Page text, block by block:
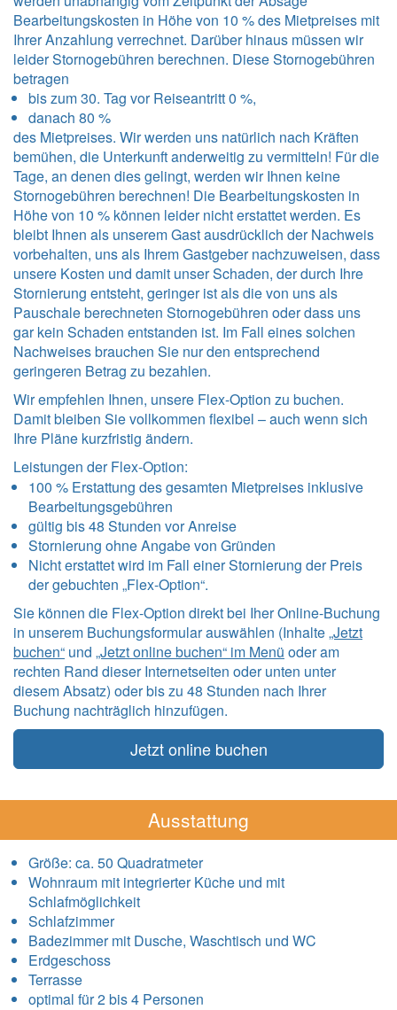
Bearbeitungskosten in Höhe von 10 % des Mietpreises mit
Ihrer Anzahlung verrechnet. Darüber hinaus müssen wir
leider Stornogebühren berechnen. Diese Stornogebühren
betragen
bis zum 30. Tag vor Reiseantritt 0 %,
danach 80 %
des Mietpreises. Wir werden uns natürlich nach Kräften
bemühen, die Unterkunft anderweitig zu vermitteln! Für die
Tage, an denen dies gelingt, werden wir Ihnen keine
Stornogebühren berechnen! Die Bearbeitungskosten in
Höhe von 10 % können leider nicht erstattet werden. Es
bleibt Ihnen als unserem Gast ausdrücklich der Nachweis
vorbehalten, uns als Ihrem Gastgeber nachzuweisen, dass
unsere Kosten und damit unser Schaden, der durch Ihre
Stornierung entsteht, geringer ist als die von uns als
Pauschale berechneten Stornogebühren oder dass uns
gar kein Schaden entstanden ist. Im Fall eines solchen
Nachweises brauchen Sie nur den entsprechend
geringeren Betrag zu bezahlen.
Wir empfehlen Ihnen, unsere Flex-Option zu buchen.
Damit bleiben Sie vollkommen flexibel – auch wenn sich
Ihre Pläne kurzfristig ändern.
Leistungen der Flex-Option:
100 % Erstattung des gesamten Mietpreises inklusive
Bearbeitungsgebühren
gültig bis 48 Stunden vor Anreise
Stornierung ohne Angabe von Gründen
Nicht erstattet wird im Fall einer Stornierung der Preis
der gebuchten „Flex-Option“.
Sie können die Flex-Option direkt bei Iher Online-Buchung
in unserem Buchungsformular auswählen (Inhalte„Jetzt
buchen“ und „Jetzt online buchen“ im Menü oder am
rechten Rand dieser Internetseiten oder unten unter
diesem Absatz) oder bis zu 48 Stunden nach Ihrer
Buchung nachträglich hinzufügen.
Jetzt online buchen
Ausstattung
Größe: ca. 50 Quadratmeter
Wohnraum mit integrierter Küche und mit
Schlafmöglichkeit
Schlafzimmer
Badezimmer mit Dusche, Waschtisch und WC
Erdgeschoss
Terrasse
optimal für 2 bis 4 Personen